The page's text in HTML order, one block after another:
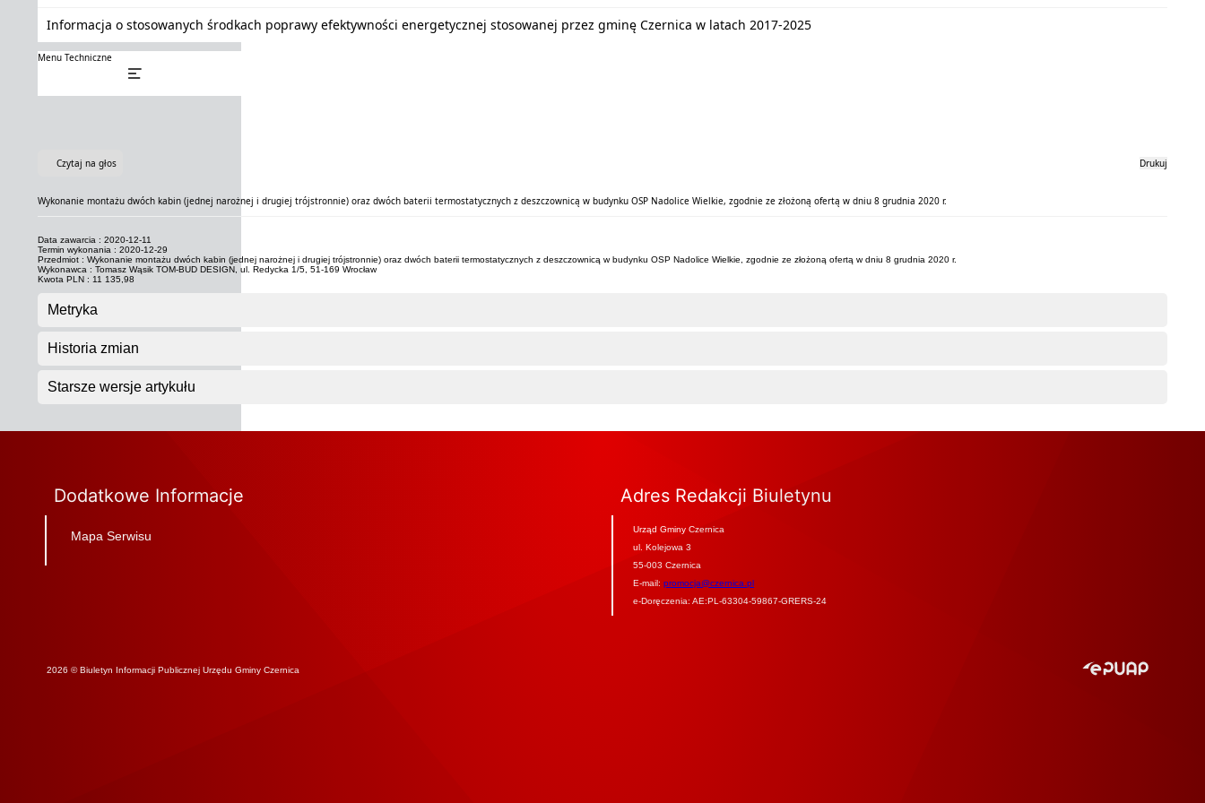
Informacja o stosowanych środkach poprawy efektywności energetycznej stosowanej przez gminę Czernica w latach 2017-2025
Menu Techniczne
Czytaj na głos Drukuj
Wykonanie montażu dwóch kabin (jednej narożnej i drugiej trójstronnie) oraz dwóch baterii termostatycznych z deszczownicą w budynku OSP Nadolice Wielkie, zgodnie ze złożoną ofertą w dniu 8 grudnia 2020 r.
Data zawarcia : 2020-12-11
Termin wykonania : 2020-12-29
Przedmiot : Wykonanie montażu dwóch kabin (jednej narożnej i drugiej trójstronnie) oraz dwóch baterii termostatycznych z deszczownicą w budynku OSP Nadolice Wielkie, zgodnie ze złożoną ofertą w dniu 8 grudnia 2020 r.
Wykonawca : Tomasz Wąsik TOM-BUD DESIGN, ul. Redycka 1/5, 51-169 Wrocław
Kwota PLN : 11 135,98
Metryka
Historia zmian
Starsze wersje artykułu
Dodatkowe Informacje
Mapa Serwisu
Adres Redakcji Biuletynu
Urząd Gminy Czernica
ul. Kolejowa 3
55-003 Czernica
E-mail: promocja@czernica.pl
e-Doręczenia: AE:PL-63304-59867-GRERS-24
2026 © Biuletyn Informacji Publicznej Urzędu Gminy Czernica